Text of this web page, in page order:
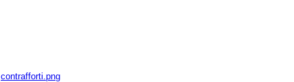
contrafforti.png